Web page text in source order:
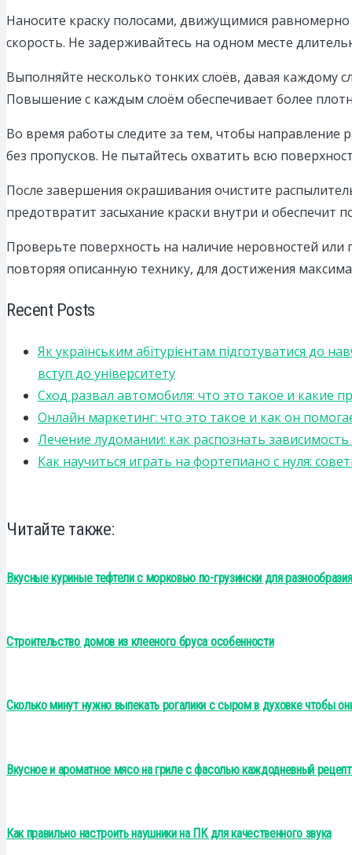
Наносите краску полосами, движущимися равномерно
скорость. Не задерживайтесь на одном месте
Выполняйте несколько тонких слоёв, давая каждому
Повышение с каждым слоём обеспечивает более
Во время работы следите за тем, чтобы направление
без пропусков. Не пытайтесь охватить всю
После завершения окрашивания очистите
предотвратит засыхание краски внутри и обеспечит
Проверьте поверхность на наличие неровностей или
повторяя описанную технику, для достижения
Recent Posts
Як українським абітурієнтам підготуватися до
вступ до університету
Сход развал автомобиля: что это такое и какие
Онлайн маркетинг: что это такое и как он
Лечение лудомании: как распознать
Как научиться играть на фортепиано с нуля:
Читайте также:
Вкусные куриные тефтели с морковью по-грузински для
Строительство домов из клееного бруса особенности
Сколько минут нужно выпекать рогалики с сыром в духовке чтобы
Вкусное и ароматное мясо на гриле с фасолью каждодневный
Как правильно настроить наушники на ПК для качественного звука